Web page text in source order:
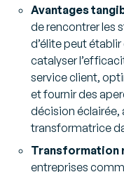
Avantages
de rencontrer les
d’élite peut
catalyser
service client,
et fournir des
décision éclairée,
transformatrice
Transformation
entreprises